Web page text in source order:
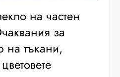
на частен
за
на тъкани,